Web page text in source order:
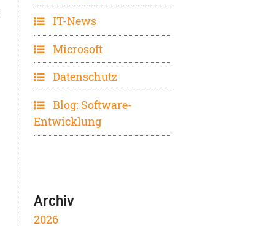
IT-News
Microsoft
Datenschutz
Blog: Software-
Entwicklung
Archiv
2026